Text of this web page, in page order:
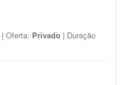
| Oferta: Privado | Duração